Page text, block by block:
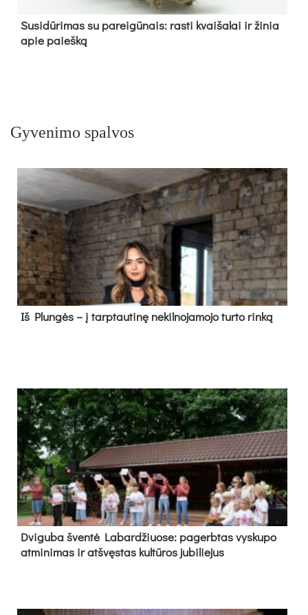
Su­si­dū­ri­mas su pa­rei­gū­nais: ras­ti kvai­ša­lai ir ži­nia
apie paieš­ką
Gyvenimo spalvos
Iš Plungės – į tarptautinę nekilnojamojo turto rinką
Dvi­gu­ba šven­tė La­bar­džiuo­se: pa­gerb­tas vys­ku­po
at­mi­ni­mas ir at­švęs­tas kul­tū­ros ju­bi­lie­jus